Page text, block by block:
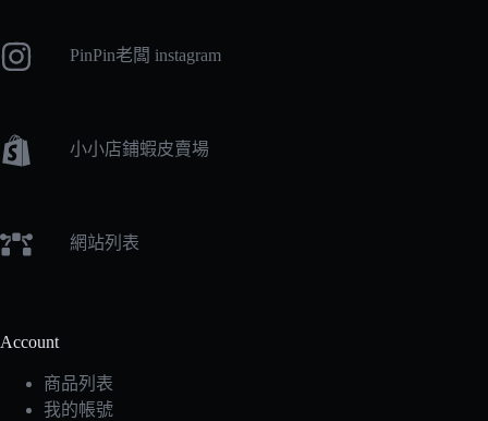
PinPin老闆 instagram
小小店鋪蝦皮賣場
網站列表
Account
商品列表
我的帳號